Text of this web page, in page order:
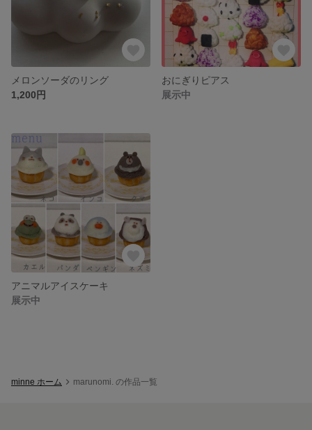
メロンソーダのリング
1,200円
おにぎりピアス
展示中
アニマルアイスケーキ
展示中
minne ホーム marunomi. の作品一覧